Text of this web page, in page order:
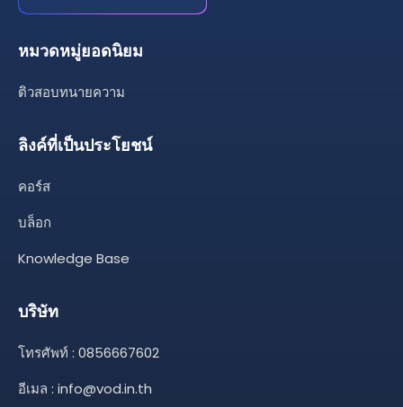
หมวดหมู่ยอดนิยม
ติวสอบทนายความ
ลิงค์ที่เป็นประโยชน์
คอร์ส
บล็อก
Knowledge Base
บริษัท
โทรศัพท์ : 0856667602
อีเมล : info@vod.in.th